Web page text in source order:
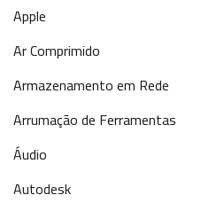
Apple
Ar Comprimido
Armazenamento em Rede
Arrumação de Ferramentas
Áudio
Autodesk